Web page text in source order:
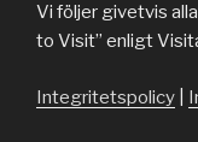
Vi följer givetvis
to Visit” enligt
Integritetspolicy